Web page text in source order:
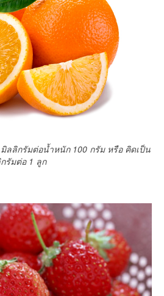
ลิกรัมต่อน้ำหนัก 100 กรัม หรือ คิดเป็น
รัมต่อ 1 ลูก